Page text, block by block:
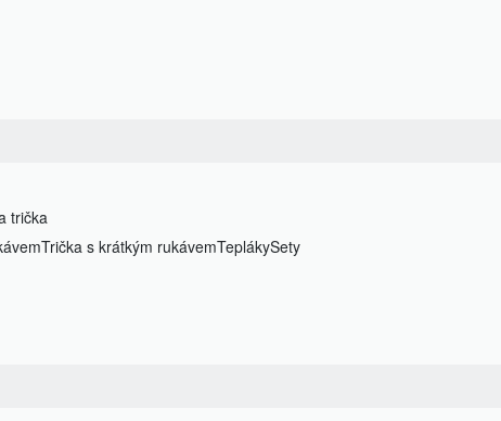
trička
Trička s krátkým rukávemTeplákySety